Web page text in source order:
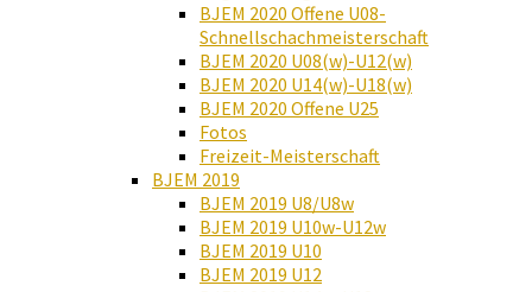
BJEM 2020 Offene U08-
Schnellschachmeisterschaft
BJEM 2020 U08(w)-U12(w)
BJEM 2020 U14(w)-U18(w)
BJEM 2020 Offene U25
Fotos
Freizeit-Meisterschaft
BJEM 2019
BJEM 2019 U8/U8w
BJEM 2019 U10w-U12w
BJEM 2019 U10
BJEM 2019 U12